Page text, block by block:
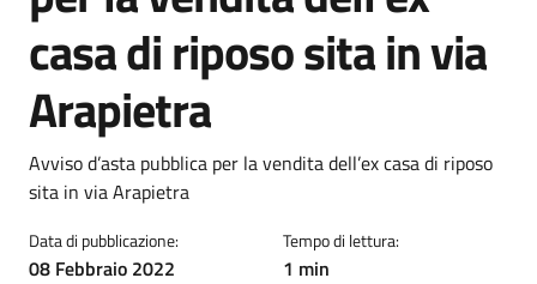
casa di riposo sita in via
Arapietra
Dettagli della notizia
Avviso d’asta pubblica per la vendita dell’ex casa di riposo
sita in via Arapietra
Data di pubblicazione:
08 Febbraio 2022
Tempo di lettura:
1 min